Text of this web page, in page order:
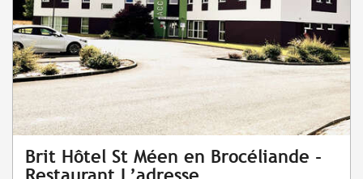
Brit Hôtel St Méen en Brocéliande -